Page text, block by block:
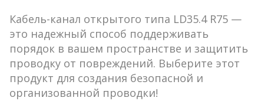
Кабель-канал открытого типа LD35.4 R75 —
это надежный способ поддерживать
порядок в вашем пространстве и защитить
проводку от повреждений. Выберите этот
продукт для создания безопасной и
организованной проводки!